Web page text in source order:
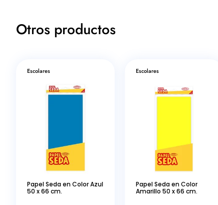
Otros productos
Escolares
Papel Seda en Color Azul
50 x 66 cm.
Escolares
Papel Seda en Color
Amarillo 50 x 66 cm.